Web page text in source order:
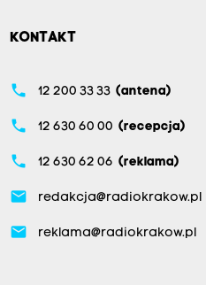
KONTAKT
phone 12 200 33 33 (antena)
phone 12 630 60 00 (recepcja)
phone 12 630 62 06 (reklama)
email redakcja@radiokrakow.pl
email reklama@radiokrakow.pl